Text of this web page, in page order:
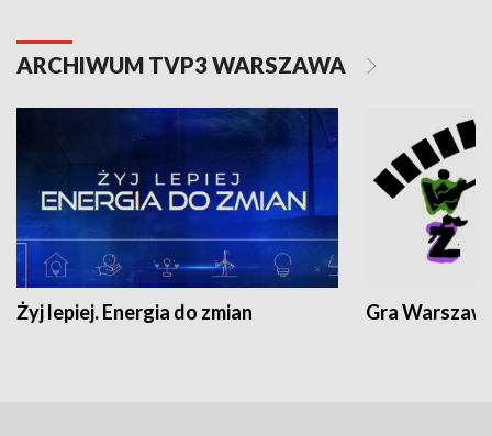
ARCHIWUM TVP3 WARSZAWA
Żyj lepiej. Energia do zmian Gra